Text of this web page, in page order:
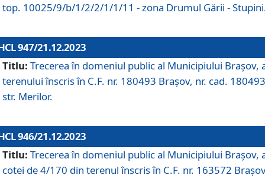
top. 10025/9/b/1/2/2/1/1/11 - zona Drumul Gării -
947/21.12.2023
Titlu: Trecerea în domeniul public al Municipiului Braşov,
terenului înscris în C.F. nr. 180493 Brașov, nr. cad.
str. Merilor.
946/21.12.2023
Titlu: Trecerea în domeniul public al Municipiului Braşov,
cotei de 4/170 din terenul înscris în C.F. nr. 163572